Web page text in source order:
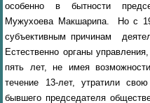
особенно в бытности
Мужухоева Макшарипа. Но с
субъективным причинам
Естественно органы
пять лет, не имея
течение 13-лет, утратили
бывшего председателя